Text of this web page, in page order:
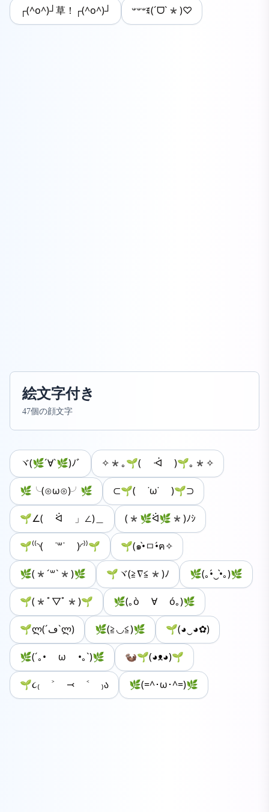
┌(^o^)┘草！┌(^o^)┘ 𐤔𐤔𐤔ꉂ(ˊᗜˋ*)♡
絵文字付き
47個の顔文字
ヾ(🌿´∀`🌿)ﾉﾞ ✧*｡🌱( ᐙ )🌱｡*✧
🌿╰(⊙ω⊙)╯🌿 ⊂🌱( ˙ω˙ )🌱⊃
🌱∠( ᐛ 」∠)＿ (*🌿ᐛ🌿*)ﾉｼ
🌱⁽⁽◝( ˙꒳˙ )◜⁾⁾🌱 🌱(๑•̀ㅁ•́ฅ✧
🌿(*´꒳`*)🌿 🌱ヾ(≧∇≦*)ﾉ 🌿(｡•́‿•̀｡)🌿
🌱(*ﾟ▽ﾟ*)🌱 🌿(｡ò ∀ ó｡)🌿
🌱ლ(´ڡ`ლ) 🌿(≧◡≦)🌿 🌱(◕‿◕✿)
🌿(´｡• ω •｡`)🌿 🦦🌱(◕ᴥ◕)🌱
🌱૮₍ ˃ ⤙ ˂ ₎ა 🌿(=^･ω･^=)🌿